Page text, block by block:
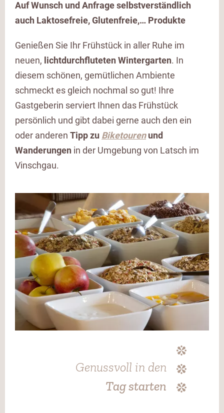
Auf Wunsch und Anfrage selbstverständlich
auch Laktosefreie, Glutenfreie,… Produkte
Genießen Sie Ihr Frühstück in aller Ruhe im
neuen, lichtdurchfluteten Wintergarten. In
diesem schönen, gemütlichen Ambiente
schmeckt es gleich nochmal so gut! Ihre
Gastgeberin serviert Ihnen das Frühstück
persönlich und gibt dabei gerne auch den ein
oder anderen Tipp zu Biketourenund
Wanderungen in der Umgebung von Latsch im
Vinschgau.
Genussvoll in den
Tag starten